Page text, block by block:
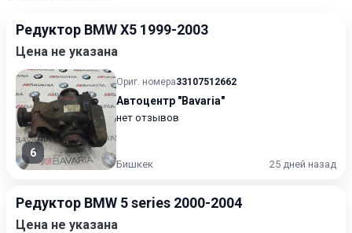
Редуктор BMW X5 1999-2003
Цена не указана
6
Ориг. номера33107512662
Автоцентр "Bavaria"
нет отзывов
Бишкек 25 дней назад
Редуктор BMW 5 series 2000-2004
Цена не указана